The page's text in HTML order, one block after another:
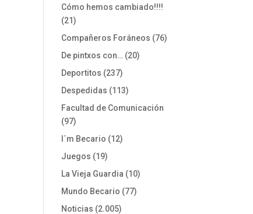
Cómo hemos cambiado!!!!
(21)
Compañeros Foráneos (76)
De pintxos con… (20)
Deportitos (237)
Despedidas (113)
Facultad de Comunicación
(97)
I´m Becario (12)
Juegos (19)
La Vieja Guardia (10)
Mundo Becario (77)
Noticias (2.005)